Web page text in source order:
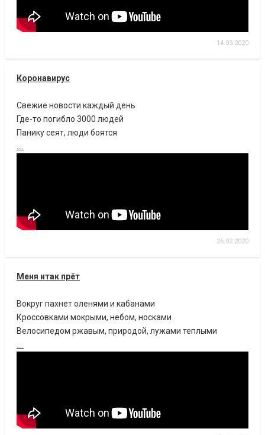
14.03.2020
Коронавирус
Свежие новости каждый день
Где-то погибло 3000 людей
Панику сеят, люди боятся
26.02.2020
Меня итак прёт
Вокруг пахнет оленями и кабанами
Кроссовками мокрыми, небом, носками
Велосипедом ржавым, природой, лужами теплыми